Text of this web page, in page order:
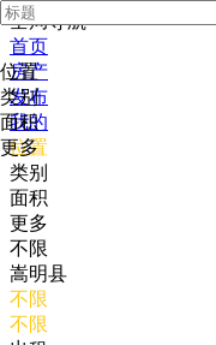
全局导航
首页
房产
发布
我的
位置
类别
面积
更多
位置
类别
面积
更多
不限
嵩明县
不限
不限